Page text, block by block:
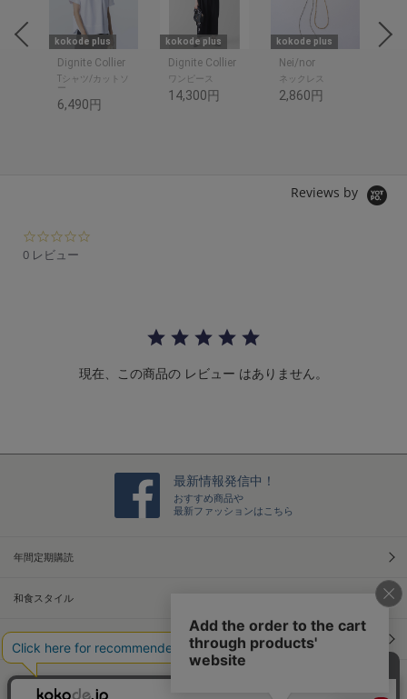
kokode plus
Dignite Collier
Tシャツ/カットソ
ー
6,490円
kokode plus
Dignite Collier
ワンピース
14,300円
kokode plus
Nei/nor
ネックレス
2,860円
Reviews by
i
0 レビュー
現在、この商品の レビュー はありません。
最新情報発信中！
おすすめ商品や
最新ファッションはこちら
年間定期購読
和食スタイル
本屋さんへ行こう！キャンペーン